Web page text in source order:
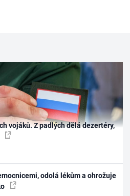
vojáků. Z padlých dělá dezertéry,
odolá lékům a ohrožuje